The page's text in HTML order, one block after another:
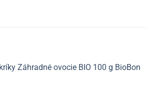
Záhradné ovocie BIO 100 g BioBon